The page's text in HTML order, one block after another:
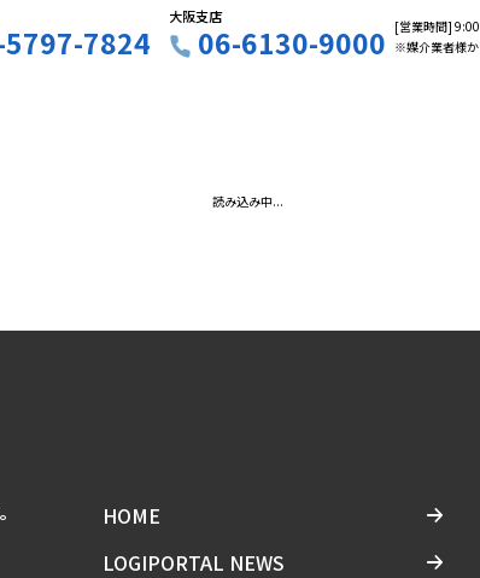
7824
大阪支店
06-6130-9000 [営業時間]
※媒介業者様か
読み込み中...
HOME
LOGIPORTAL NEWS